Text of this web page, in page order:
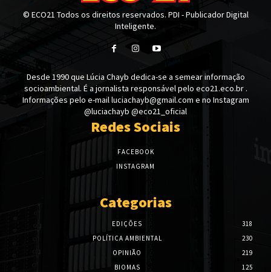
© ECO21 Todos os direitos reservados. PDI - Publicador Digital
Inteligente.
Desde 1990 que Lúcia Chayb dedica-se a semear informação
socioambiental. É a jornalista responsável pelo eco21.eco.br .
Informações pelo e-mail luciachayb@gmail.com e no Instagram
@luciachayb @eco21_oficial
Redes Sociais
FACEBOOK
INSTAGRAM
Categorias
EDIÇÕES
318
POLÍTICA AMBIENTAL
230
OPINIÃO
219
BIOMAS
125